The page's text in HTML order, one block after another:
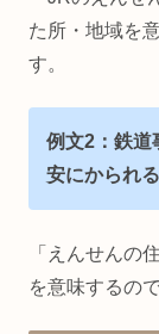
た所・地域を
す。
例文2：鉄道
安にかられる
「えんせんの
を意味するの